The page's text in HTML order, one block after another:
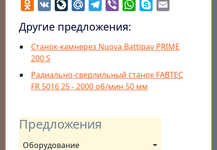
Предложения
Оборудование
Odnoklassniki
VK LiveJournal
Mail.RuTelegram
Viber WhatsApp
Skype
Другие предложения:
Станок-камнерез Nuova Battipav PRIME
200 S
Радиально-сверлильный станок FABTEC
FR 5016 25 - 2000 об/мин 50 мм